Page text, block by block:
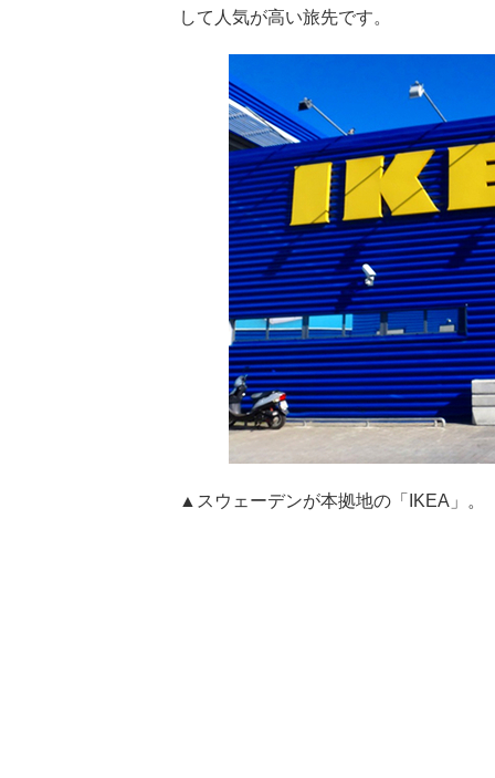
して人気が高い旅先です。
▲スウェーデンが本拠地の「IKEA」。